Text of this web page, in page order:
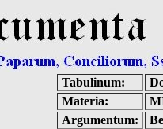
Tabulinum:
Materia:
Argumentum: